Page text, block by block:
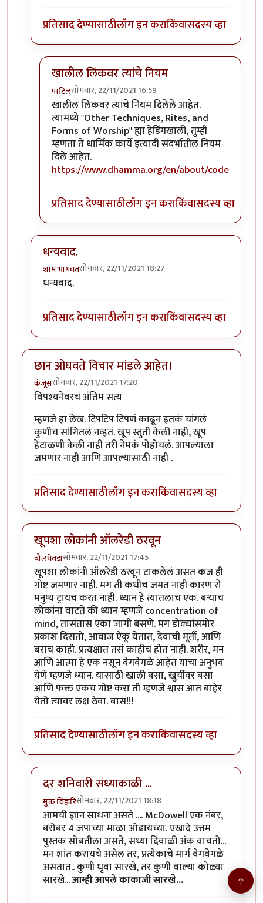
प्रतिसाद देण्यासाठीलॉग इन कराकिंवासदस्य व्हा
खालील लिंकवर त्यांचे नियम
पाटिलसोमवार, 22/11/2021 16:59
In reply toखुप चांगली माहितीbyधर्मराजमुटके
खालील लिंकवर त्यांचे नियम दिलेले आहेत.
त्यामध्ये "Other Techniques, Rites, and
Forms of Worship" ह्या हेडिंगखाली, तुम्ही
म्हणता ते धार्मिक कार्ये इत्यादी संदर्भातील नियम
दिले आहेत.
https://www.dhamma.org/en/about/code
प्रतिसाद देण्यासाठीलॉग इन कराकिंवासदस्य व्हा
धन्यवाद.
शाम भागवतसोमवार, 22/11/2021 18:27
In reply to
धन्यवाद.
प्रतिसाद देण्यासाठीलॉग इन कराकिंवासदस्य व्हा
छान ओघवते विचार मांडले आहेत।
कंजूससोमवार, 22/11/2021 17:20
विपश्यनेवरचं अंतिम सत्य
म्हणजे हा लेख. टिपटिप टिपणं काढून इतकं चांगलं
कुणीच सांगितलं नव्हतं. खूप स्तुती केली नाही, खूप
हेटाळणी केली नाही तरी नेमकं पोहोचलं. आपल्याला
जमणार नाही आणि आपल्यासाठी नाही .
प्रतिसाद देण्यासाठीलॉग इन कराकिंवासदस्य व्हा
खूपशा लोकांनी ऑलरेडी ठरवून
बोलघेवडासोमवार, 22/11/2021 17:45
खूपशा लोकांनी ऑलरेडी ठरवून टाकलेलं असत कज ही
गोष्ट जमणार नाही. मग ती कधीच जमत नाही कारण रो
मनुष्य ट्रायच करत नाही. ध्यान हे त्यातलाच एक. बऱ्याच
लोकांना वाटते की ध्यान म्हणजे concentration of
mind, तासंतास एका जागी बसणे. मग डोळ्यांसमोर
प्रकाश दिसतो, आवाज ऐकू येतात, देवाची मूर्ती, आणि
बराच काही. प्रत्यक्षात तसं काहीच होत नाही. शरीर, मन
आणि आत्मा हे एक नसून वेगवेगळे आहेत याचा अनुभव
येणे म्हणजे ध्यान. यासाठी खाली बसा, खुर्चीवर बसा
आणि फक्त एकच गोष्ट करा ती म्हणजे श्वास आत बाहेर
येतो त्यावर लक्ष ठेवा. बास!!!
प्रतिसाद देण्यासाठीलॉग इन कराकिंवासदस्य व्हा
दर शनिवारी संध्याकाळी ...
मुक्त विहारिसोमवार, 22/11/2021 18:18
In reply toखूपशा लोकांनी ऑलरेडी ठरवूनbyबोलघेवडा
आमची ज्ञान साधना असते .... McDowell एक नंबर,
बरोबर 4 जपाच्या माळा ओढायच्या. एखादे उत्तम
पुस्तक सोबतीला असते, सध्या दिवाळी अंक वाचतो...
मन शांत करायचे असेल तर, प्रत्येकाचे मार्ग वेगवेगळे
असतात.. कुणी धृवा सारखे, तर कुणी वाल्या कोळ्या
सारखे...आम्ही आपले काकाजीं सारखे... ↑